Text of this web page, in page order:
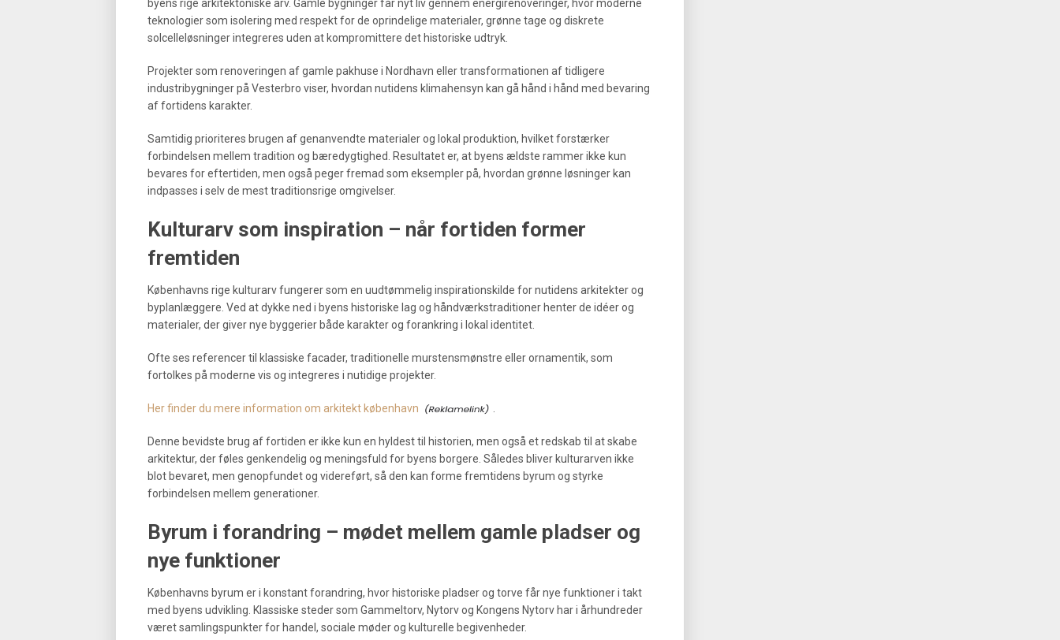
byens rige arkitektoniske arv. Gamle bygninger får nyt liv gennem energirenoveringer, hvor moderne
teknologier som isolering med respekt for de oprindelige materialer, grønne tage og diskrete
solcelleløsninger integreres uden at kompromittere det historiske udtryk.
Projekter som renoveringen af gamle pakhuse i Nordhavn eller transformationen af tidligere
industribygninger på Vesterbro viser, hvordan nutidens klimahensyn kan gå hånd i hånd med bevaring
af fortidens karakter.
Samtidig prioriteres brugen af genanvendte materialer og lokal produktion, hvilket forstærker
forbindelsen mellem tradition og bæredygtighed. Resultatet er, at byens ældste rammer ikke kun
bevares for eftertiden, men også peger fremad som eksempler på, hvordan grønne løsninger kan
indpasses i selv de mest traditionsrige omgivelser.
Kulturarv som inspiration – når fortiden former
fremtiden
Københavns rige kulturarv fungerer som en uudtømmelig inspirationskilde for nutidens arkitekter og
byplanlæggere. Ved at dykke ned i byens historiske lag og håndværkstraditioner henter de idéer og
materialer, der giver nye byggerier både karakter og forankring i lokal identitet.
Ofte ses referencer til klassiske facader, traditionelle murstensmønstre eller ornamentik, som
fortolkes på moderne vis og integreres i nutidige projekter.
Her finder du mere information om arkitekt københavn
Denne bevidste brug af fortiden er ikke kun en hyldest til historien, men også et redskab til at skabe
arkitektur, der føles genkendelig og meningsfuld for byens borgere. Således bliver kulturarven ikke
blot bevaret, men genopfundet og videreført, så den kan forme fremtidens byrum og styrke
forbindelsen mellem generationer.
Byrum i forandring – mødet mellem gamle pladser og
nye funktioner
Københavns byrum er i konstant forandring, hvor historiske pladser og torve får nye funktioner i takt
med byens udvikling. Klassiske steder som Gammeltorv, Nytorv og Kongens Nytorv har i århundreder
været samlingspunkter for handel, sociale møder og kulturelle begivenheder.